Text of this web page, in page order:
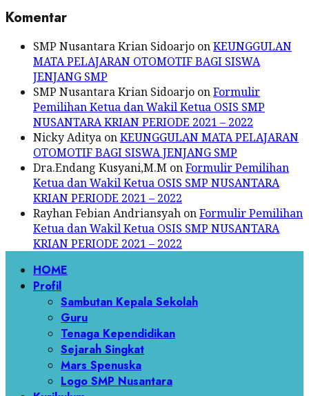
Komentar
SMP Nusantara Krian Sidoarjo onKEUNGGULAN
MATA PELAJARAN OTOMOTIF BAGI SISWA
JENJANG SMP
SMP Nusantara Krian Sidoarjo onFormulir
Pemilihan Ketua dan Wakil Ketua OSIS SMP
NUSANTARA KRIAN PERIODE 2021 – 2022
Nicky Aditya onKEUNGGULAN MATA PELAJARAN
OTOMOTIF BAGI SISWA JENJANG SMP
Dra.Endang Kusyani,M.M onFormulir Pemilihan
Ketua dan Wakil Ketua OSIS SMP NUSANTARA
KRIAN PERIODE 2021 – 2022
Rayhan Febian Andriansyah onFormulir Pemilihan
Ketua dan Wakil Ketua OSIS SMP NUSANTARA
KRIAN PERIODE 2021 – 2022
Primary
Menu
HOME
Profil
Sambutan Kepala Sekolah
Guru
Tenaga Kependidikan
Sejarah Singkat
Mars Spenuska
Logo SMP Nusantara